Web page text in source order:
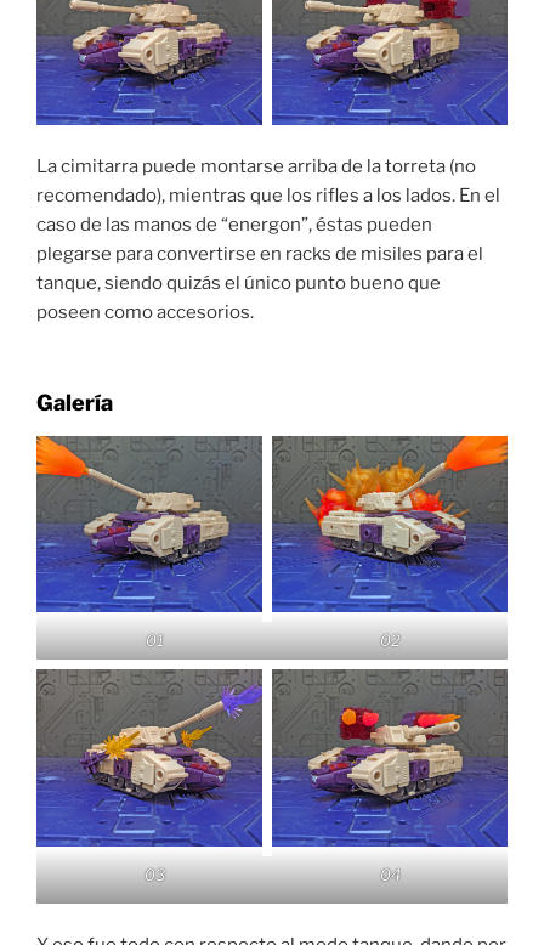
La cimitarra puede montarse arriba de la torreta (no
recomendado), mientras que los rifles a los lados. En el
caso de las manos de “energon”, éstas pueden
plegarse para convertirse en racks de misiles para el
tanque, siendo quizás el único punto bueno que
poseen como accesorios.
Galería
01 02
03 04